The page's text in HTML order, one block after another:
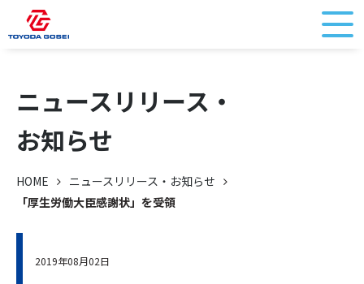
ニュースリリース・
お知らせ
HOME
ニュースリリース・お知らせ
「厚生労働大臣感謝状」を受領
2019年08月02日